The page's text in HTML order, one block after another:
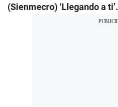
(Sienmecro) ‘Llegando a ti’.